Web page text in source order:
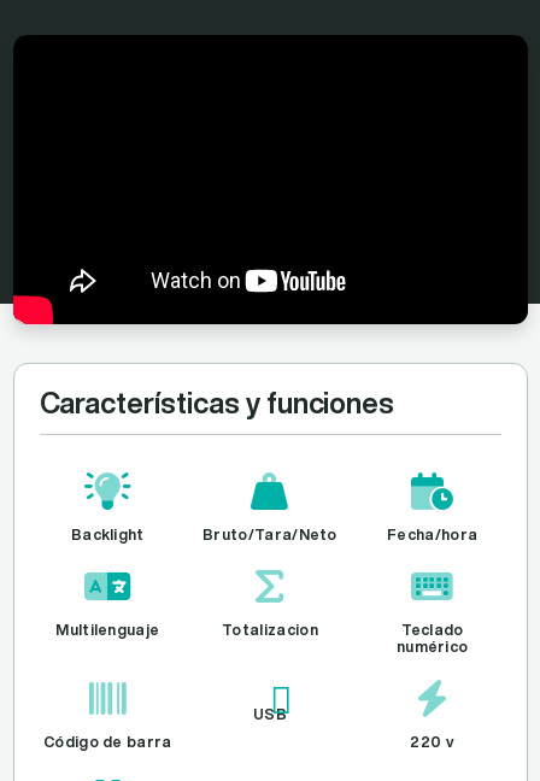
Características y funciones
Backlight Bruto/Tara/Neto Fecha/hora
Multilenguaje Totalizacion
Teclado
numérico
Código de barra
USB
220 v